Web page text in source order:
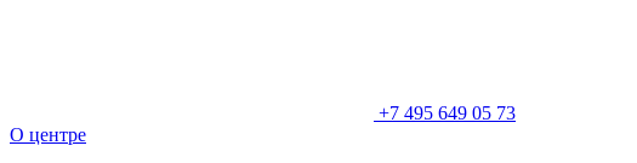
+7 495 649 05 73
О центре